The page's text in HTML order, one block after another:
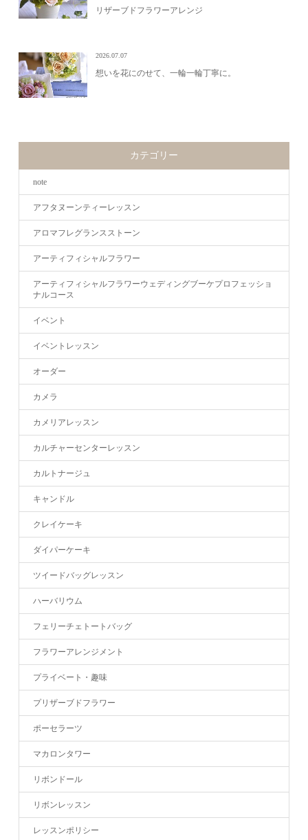
リザーブドフラワーアレンジ
2026.07.07
想いを花にのせて、一輪一輪丁寧に。
カテゴリー
note
アフタヌーンティーレッスン
アロマフレグランスストーン
アーティフィシャルフラワー
アーティフィシャルフラワーウェディングブーケプロフェッショ
ナルコース
イベント
イベントレッスン
オーダー
カメラ
カメリアレッスン
カルチャーセンターレッスン
カルトナージュ
キャンドル
クレイケーキ
ダイパーケーキ
ツイードバッグレッスン
ハーバリウム
フェリーチェトートバッグ
フラワーアレンジメント
プライベート・趣味
プリザーブドフラワー
ポーセラーツ
マカロンタワー
リボンドール
リボンレッスン
レッスンポリシー